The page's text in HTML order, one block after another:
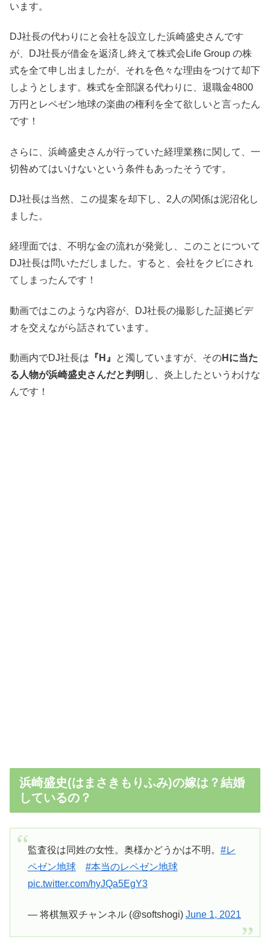
います。
DJ社長の代わりにと会社を設立した浜崎盛史さんです
が、DJ社長が借金を返済し終えて株式会Life Group の株
式を全て申し出ましたが、それを色々な理由をつけて却下
しようとします。株式を全部譲る代わりに、退職金4800
万円とレペゼン地球の楽曲の権利を全て欲しいと言ったん
です！
さらに、浜崎盛史さんが行っていた経理業務に関して、一
切咎めてはいけないという条件もあったそうです。
DJ社長は当然、この提案を却下し、2人の関係は泥沼化し
ました。
経理面では、不明な金の流れが発覚し、このことについて
DJ社長は問いただしました。すると、会社をクビにされ
てしまったんです！
動画ではこのような内容が、DJ社長の撮影した証拠ビデ
オを交えながら話されています。
動画内でDJ社長は 『H』 と濁していますが、そのHに当た
る人物が浜崎盛史さんだと判明 し、炎上したというわけな
んです！
浜崎盛史(はまさきもりふみ)の嫁は？結婚
しているの？
監査役は同姓の女性。奥様かどうかは不明。 #レ
ペゼン地球
#本当のレペゼン地球
pic.twitter.com/hyJQa5EgY3
— 将棋無双チャンネル (@softshogi) June 1, 2021